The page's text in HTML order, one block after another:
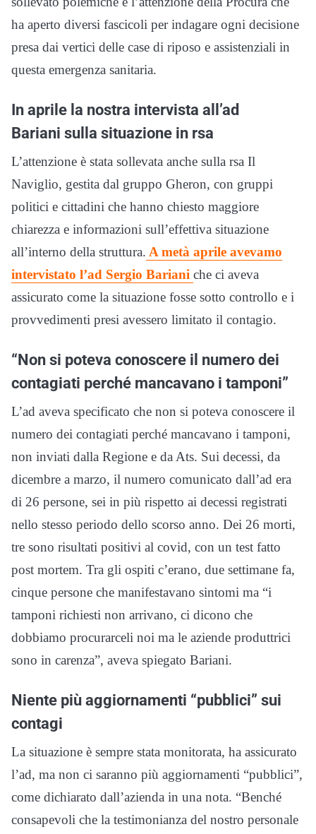
ha aperto diversi fascicoli per indagare ogni decisione
presa dai vertici delle case di riposo e assistenziali in
questa emergenza sanitaria.
In aprile la nostra intervista all’ad
Bariani sulla situazione in rsa
L’attenzione è stata sollevata anche sulla rsa Il
Naviglio, gestita dal gruppo Gheron, con gruppi
politici e cittadini che hanno chiesto maggiore
chiarezza e informazioni sull’effettiva situazione
all’interno della struttura. A metà aprile avevamo
intervistato l’ad Sergio Bariani che ci aveva
assicurato come la situazione fosse sotto controllo e i
provvedimenti presi avessero limitato il contagio.
“Non si poteva conoscere il numero dei
contagiati perché mancavano i tamponi”
L’ad aveva specificato che non si poteva conoscere il
numero dei contagiati perché mancavano i tamponi,
non inviati dalla Regione e da Ats. Sui decessi, da
dicembre a marzo, il numero comunicato dall’ad era
di 26 persone, sei in più rispetto ai decessi registrati
nello stesso periodo dello scorso anno. Dei 26 morti,
tre sono risultati positivi al covid, con un test fatto
post mortem. Tra gli ospiti c’erano, due settimane fa,
cinque persone che manifestavano sintomi ma “i
tamponi richiesti non arrivano, ci dicono che
dobbiamo procurarceli noi ma le aziende produttrici
sono in carenza”, aveva spiegato Bariani.
Niente più aggiornamenti “pubblici” sui
contagi
La situazione è sempre stata monitorata, ha assicurato
l’ad, ma non ci saranno più aggiornamenti “pubblici”,
come dichiarato dall’azienda in una nota. “Benché
consapevoli che la testimonianza del nostro personale